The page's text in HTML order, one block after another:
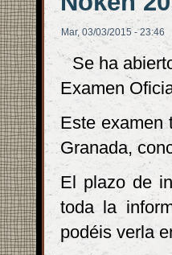
Mar, 03/03/2015 - 23:46
Se ha
Examen
Este examen
Granada,
El plazo de
toda la
podéis verla